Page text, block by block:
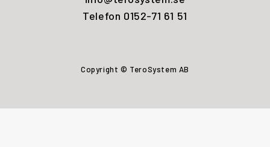
Telefon 0152-71 61 51
Copyright © TeroSystem AB